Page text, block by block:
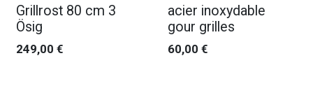
Grillrost 80 cm 3
Ösig
249,00 €
acier inoxydable
gour grilles
60,00 €